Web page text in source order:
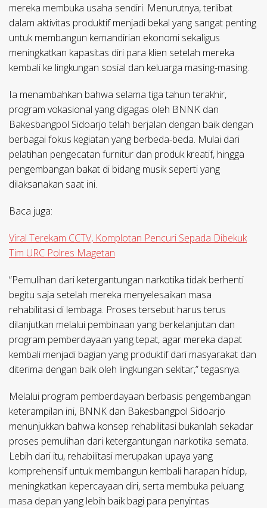
mereka membuka usaha sendiri. Menurutnya, terlibat
dalam aktivitas produktif menjadi bekal yang sangat penting
untuk membangun kemandirian ekonomi sekaligus
meningkatkan kapasitas diri para klien setelah mereka
kembali ke lingkungan sosial dan keluarga masing-masing.
Ia menambahkan bahwa selama tiga tahun terakhir,
program vokasional yang digagas oleh BNNK dan
Bakesbangpol Sidoarjo telah berjalan dengan baik dengan
berbagai fokus kegiatan yang berbeda-beda. Mulai dari
pelatihan pengecatan furnitur dan produk kreatif, hingga
pengembangan bakat di bidang musik seperti yang
dilaksanakan saat ini.
Baca juga:
Viral Terekam CCTV, Komplotan Pencuri Sepada Dibekuk
Tim URC Polres Magetan
“Pemulihan dari ketergantungan narkotika tidak berhenti
begitu saja setelah mereka menyelesaikan masa
rehabilitasi di lembaga. Proses tersebut harus terus
dilanjutkan melalui pembinaan yang berkelanjutan dan
program pemberdayaan yang tepat, agar mereka dapat
kembali menjadi bagian yang produktif dari masyarakat dan
diterima dengan baik oleh lingkungan sekitar,” tegasnya.
Melalui program pemberdayaan berbasis pengembangan
keterampilan ini, BNNK dan Bakesbangpol Sidoarjo
menunjukkan bahwa konsep rehabilitasi bukanlah sekadar
proses pemulihan dari ketergantungan narkotika semata.
Lebih dari itu, rehabilitasi merupakan upaya yang
komprehensif untuk membangun kembali harapan hidup,
meningkatkan kepercayaan diri, serta membuka peluang
masa depan yang lebih baik bagi para penyintas